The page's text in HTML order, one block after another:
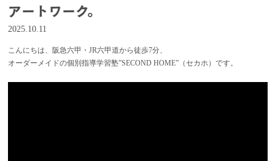
アートワーク。
2025.10.11
こんにちは、阪急六甲・JR六甲道から徒歩7分、
オーダーメイドの個別指導学習塾”SECOND HOME”（セカホ）です。